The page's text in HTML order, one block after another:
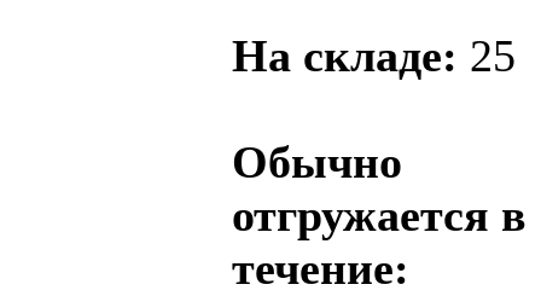
На складе: 25
Обычно
отгружается в
течение: